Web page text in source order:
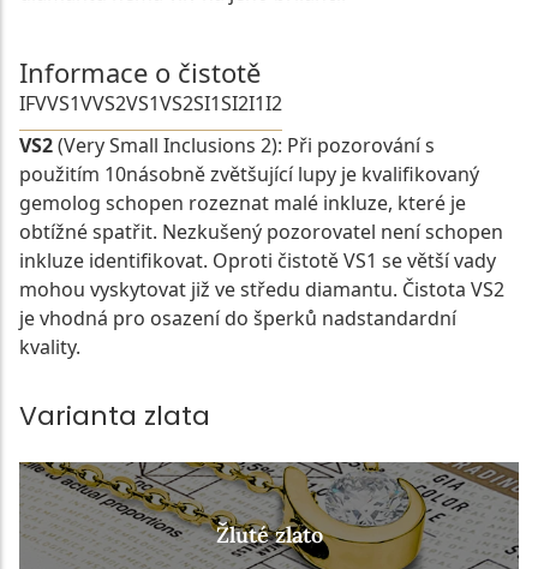
Informace o čistotě
IFVVS1VVS2VS1VS2SI1SI2I1I2
VS2(Very Small Inclusions 2): Při pozorování s
použitím 10násobně zvětšující lupy je kvalifikovaný
gemolog schopen rozeznat malé inkluze, které je
obtížné spatřit. Nezkušený pozorovatel není schopen
inkluze identifikovat. Oproti čistotě VS1 se větší vady
mohou vyskytovat již ve středu diamantu. Čistota VS2
je vhodná pro osazení do šperků nadstandardní
kvality.
Varianta zlata
Žluté zlato